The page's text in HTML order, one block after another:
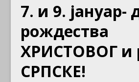
7. и 9. јануар-
рождества
ХРИСТОВОГ и
СРПСКЕ!